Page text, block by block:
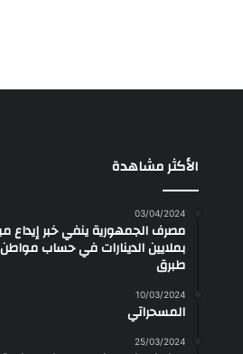
الأكثر مشاهدة
03/04/2024
مصرف الجمهورية ينفي خبر إيداع
بملايين الدينارات في حساب
طبرق
10/03/2024
المسحراتي
25/03/2024